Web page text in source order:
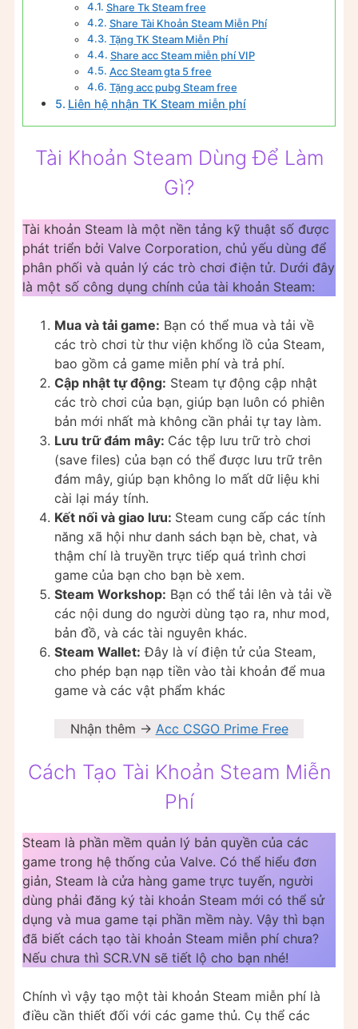
Share Tk Steam free
Share Tài Khoản Steam Miễn Phí
Tặng TK Steam Miễn Phí
Share acc Steam miễn phí VIP
Acc Steam gta 5 free
Tặng acc pubg Steam free
Liên hệ nhận TK Steam miễn phí
Tài Khoản Steam Dùng Để Làm
Gì?
Tài khoản Steam là một nền tảng kỹ thuật số được
phát triển bởi Valve Corporation, chủ yếu dùng để
phân phối và quản lý các trò chơi điện tử. Dưới đây
là một số công dụng chính của tài khoản Steam:
Mua và tải game: Bạn có thể mua và tải về
các trò chơi từ thư viện khổng lồ của Steam,
bao gồm cả game miễn phí và trả phí.
Cập nhật tự động: Steam tự động cập nhật
các trò chơi của bạn, giúp bạn luôn có phiên
bản mới nhất mà không cần phải tự tay làm.
Lưu trữ đám mây: Các tệp lưu trữ trò chơi
(save files) của bạn có thể được lưu trữ trên
đám mây, giúp bạn không lo mất dữ liệu khi
cài lại máy tính.
Kết nối và giao lưu: Steam cung cấp các tính
năng xã hội như danh sách bạn bè, chat, và
thậm chí là truyền trực tiếp quá trình chơi
game của bạn cho bạn bè xem.
Steam Workshop: Bạn có thể tải lên và tải về
các nội dung do người dùng tạo ra, như mod,
bản đồ, và các tài nguyên khác.
Steam Wallet: Đây là ví điện tử của Steam,
cho phép bạn nạp tiền vào tài khoản để mua
game và các vật phẩm khác
Nhận thêm -> Acc CSGO Prime Free
Cách Tạo Tài Khoản Steam Miễn
Phí
Steam là phần mềm quản lý bản quyền của các
game trong hệ thống của Valve. Có thể hiểu đơn
giản, Steam là cửa hàng game trực tuyến, người
dùng phải đăng ký tài khoản Steam mới có thể sử
dụng và mua game tại phần mềm này. Vậy thì bạn
đã biết cách tạo tài khoản Steam miễn phí chưa?
Nếu chưa thì SCR.VN sẽ tiết lộ cho bạn nhé!
Chính vì vậy tạo một tài khoản Steam miễn phí là
điều cần thiết đối với các game thủ. Cụ thể các